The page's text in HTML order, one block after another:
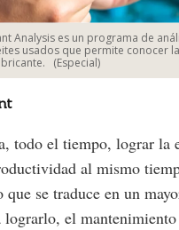
Analysis es un programa de
usados que permite conocer
(Especial)
todo el tiempo, lograr la
al mismo
que se traduce en un
lograrlo, el